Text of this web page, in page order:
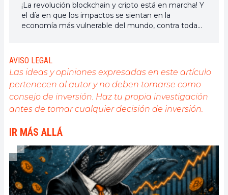
¡La revolución blockchain y cripto está en marcha! Y
el día en que los impactos se sientan en la
economía más vulnerable del mundo, contra toda
AVISO LEGAL
Las ideas y opiniones expresadas en este artículo
pertenecen al autor y no deben tomarse como
consejo de inversión. Haz tu propia investigación
antes de tomar cualquier decisión de inversión.
IR MÁS ALLÁ